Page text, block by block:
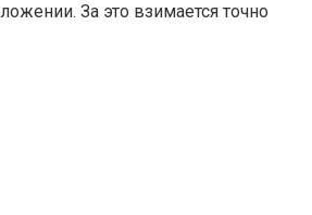
За это взимается точно